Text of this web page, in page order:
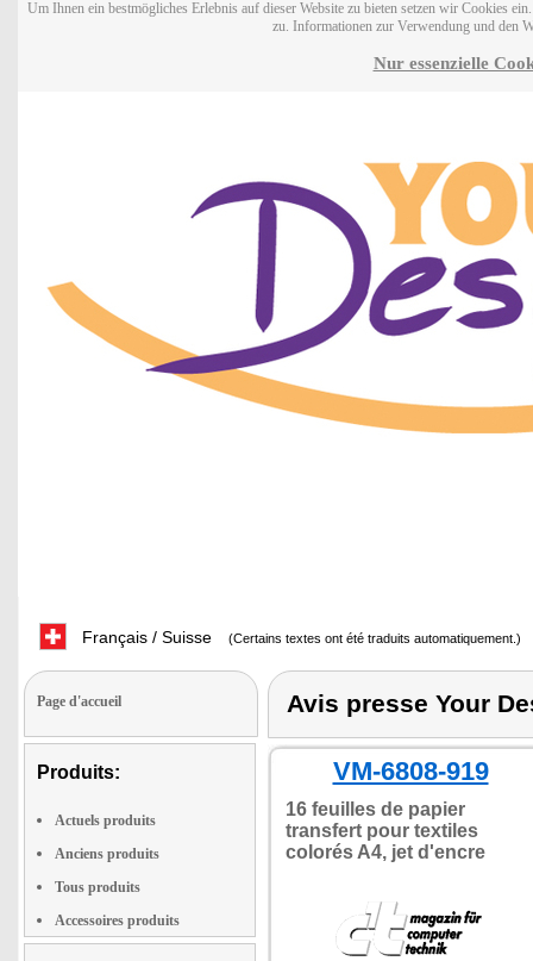
Um Ihnen ein bestmögliches Erlebnis auf dieser Website zu bieten setzen wir Cookies
zu. Informationen zur Verwendung und den
Nur essenzielle
Français / Suisse (Certains textes ont été traduits automatiquement.)
Page d'accueil
Produits:
Actuels produits
Anciens produits
Tous produits
Accessoires produits
Avis presse Your
VM-6808-919
16 feuilles de papier
transfert pour textiles
colorés A4, jet d'encre